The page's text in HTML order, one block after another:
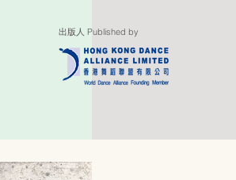
出版人 Published by